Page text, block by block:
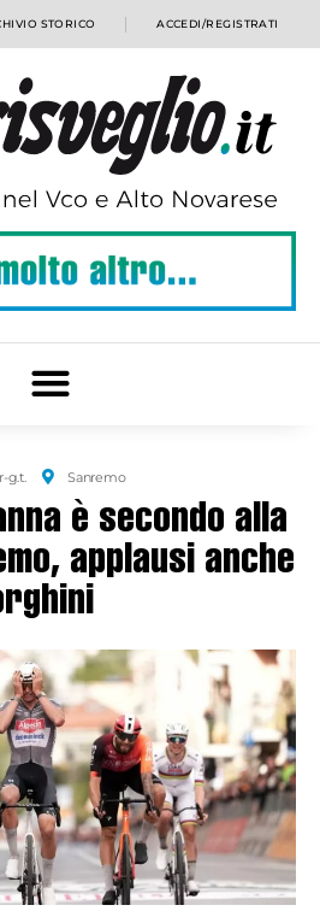
STORICO ACCEDI/REGISTRATI
g.t. Sanremo
è secondo alla
applausi anche